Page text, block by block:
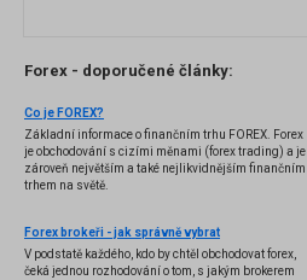
Forex - doporučené články:
Co je FOREX?
Základní informace o finančním trhu FOREX. Forex
je obchodování s cizími měnami (forex trading) a je
zároveň největším a také nejlikvidnějším finančním
trhem na světě.
Forex brokeři - jak správně vybrat
V podstatě každého, kdo by chtěl obchodovat forex,
čeká jednou rozhodování o tom, s jakým brokerem